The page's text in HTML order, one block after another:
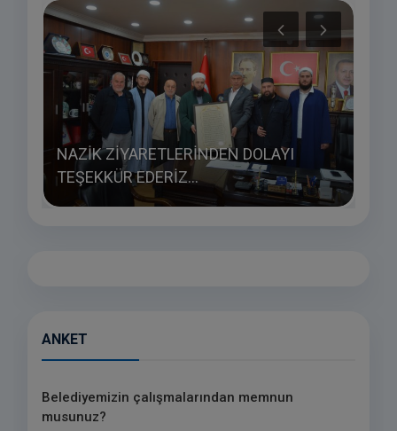
NAZİK ZİYARETLERİNDEN DOLAYI
TEŞEKKÜR EDERİZ...
ANKET
Belediyemizin çalışmalarından memnun
musunuz?